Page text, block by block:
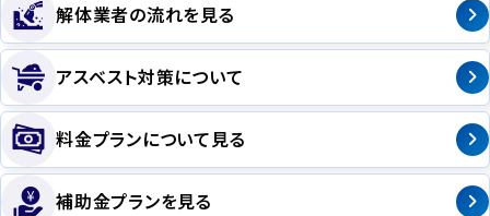
解体業者の流れを見る
アスベスト対策について
料金プランについて見る
補助金プランを見る